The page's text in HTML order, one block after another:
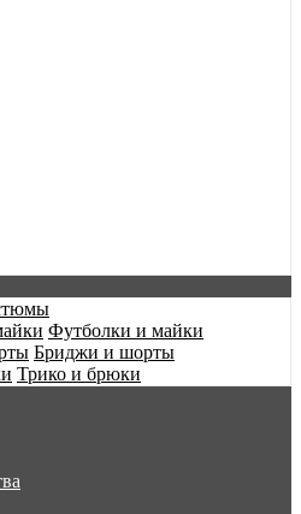
Футболки и майки
Бриджи и шорты
Трико и брюки